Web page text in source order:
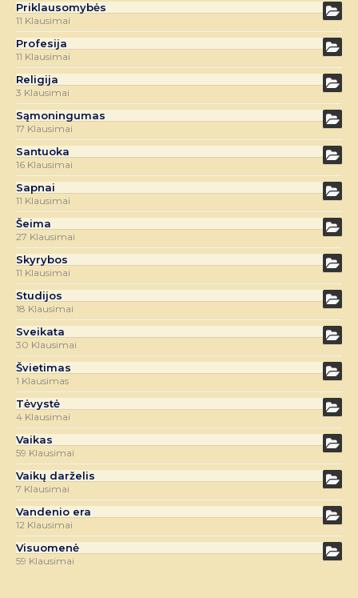
Priklausomybės
11 Klausimai
Profesija
11 Klausimai
Religija
3 Klausimai
Sąmoningumas
17 Klausimai
Santuoka
16 Klausimai
Sapnai
11 Klausimai
Šeima
27 Klausimai
Skyrybos
11 Klausimai
Studijos
18 Klausimai
Sveikata
30 Klausimai
Švietimas
1 Klausimas
Tėvystė
4 Klausimai
Vaikas
59 Klausimai
Vaikų darželis
7 Klausimai
Vandenio era
12 Klausimai
Visuomenė
59 Klausimai